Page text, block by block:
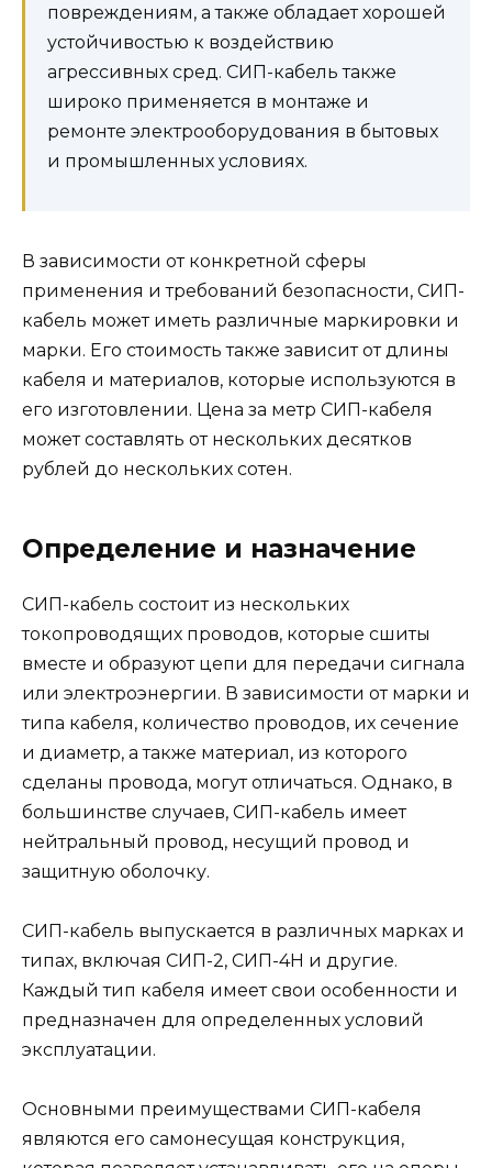
повреждениям, а также обладает хорошей
устойчивостью к воздействию
агрессивных сред. СИП-кабель также
широко применяется в монтаже и
ремонте электрооборудования в бытовых
и промышленных условиях.
В зависимости от конкретной сферы
применения и требований безопасности, СИП-
кабель может иметь различные маркировки и
марки. Его стоимость также зависит от длины
кабеля и материалов, которые используются в
его изготовлении. Цена за метр СИП-кабеля
может составлять от нескольких десятков
рублей до нескольких сотен.
Определение и назначение
СИП-кабель состоит из нескольких
токопроводящих проводов, которые сшиты
вместе и образуют цепи для передачи сигнала
или электроэнергии. В зависимости от марки и
типа кабеля, количество проводов, их сечение
и диаметр, а также материал, из которого
сделаны провода, могут отличаться. Однако, в
большинстве случаев, СИП-кабель имеет
нейтральный провод, несущий провод и
защитную оболочку.
СИП-кабель выпускается в различных марках и
типах, включая СИП-2, СИП-4Н и другие.
Каждый тип кабеля имеет свои особенности и
предназначен для определенных условий
эксплуатации.
Основными преимуществами СИП-кабеля
являются его самонесущая конструкция,